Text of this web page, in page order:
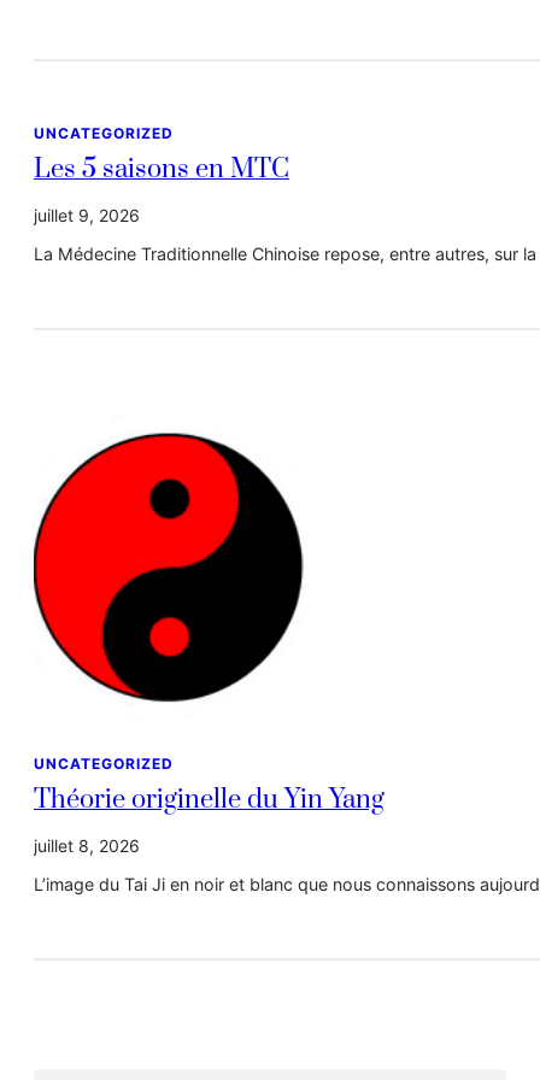
UNCATEGORIZED
Les 5 saisons en MTC
juillet 9, 2026
La Médecine Traditionnelle Chinoise repose, entre autres, sur
UNCATEGORIZED
Théorie originelle du Yin Yang
juillet 8, 2026
L’image du Tai Ji en noir et blanc que nous connaissons